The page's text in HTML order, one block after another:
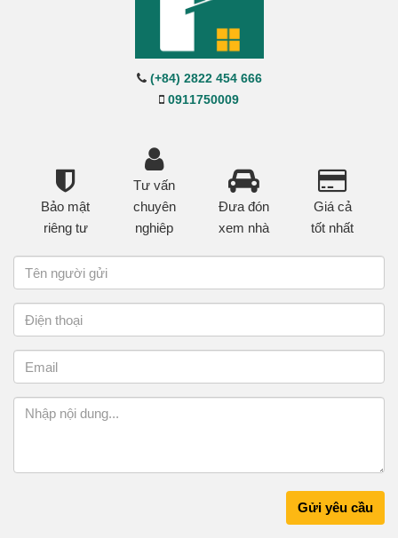
(+84) 2822 454 666
0911750009
Bảo mật
riêng tư
Tư vấn
chuyên
nghiêp
Đưa đón
xem nhà
Giá cả
tốt nhất
Gửi yêu cầu